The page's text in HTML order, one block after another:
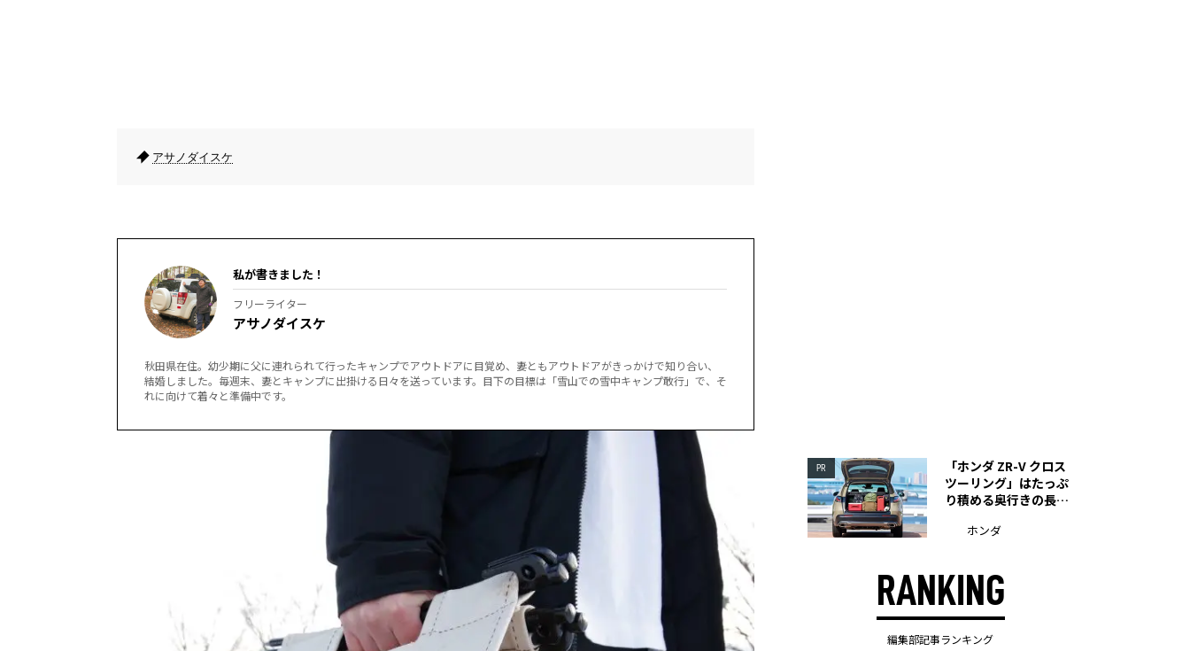
アサノダイスケ
私が書きました！
フリーライター
アサノダイスケ
秋田県在住。幼少期に父に連れられて行ったキャンプでアウトドアに目覚め、妻ともアウトドアがきっかけで知り合い、
結婚しました。毎週末、妻とキャンプに出掛ける日々を送っています。目下の目標は「雪山での雪中キャンプ敢行」で、そ
れに向けて着々と準備中です。
PR
「ホンダ ZR-V クロス
ツーリング」はたっぷ
り積める奥行きの長い
ホンダ
RANKING
編集部記事ランキング